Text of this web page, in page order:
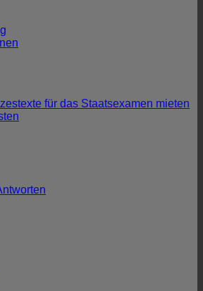
für das Staatsexamen mieten